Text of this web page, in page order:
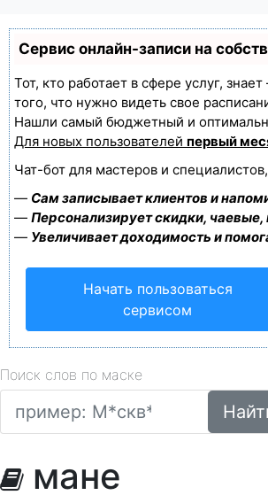
Сервис онлайн-записи на
Тот, кто работает в сфере услуг,
того, что нужно видеть свое
Нашли самый бюджетный и
Для новых пользователей первый
Чат-бот для мастеров и
— Сам записывает клиентов и
— Персонализирует скидки,
— Увеличивает доходимость и
Начать пользоваться
сервисом
Поиск слов по маске
мане